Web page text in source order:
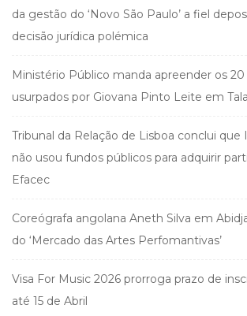
da gestão do ‘Novo São Paulo’ a fiel
decisão jurídica polémica
Ministério Público manda apreender os
usurpados por Giovana Pinto Leite em
Tribunal da Relação de Lisboa conclui que
não usou fundos públicos para adquirir
Efacec
Coreógrafa angolana Aneth Silva em
do ‘Mercado das Artes Perfomantivas’
Visa For Music 2026 prorroga prazo de
até 15 de Abril